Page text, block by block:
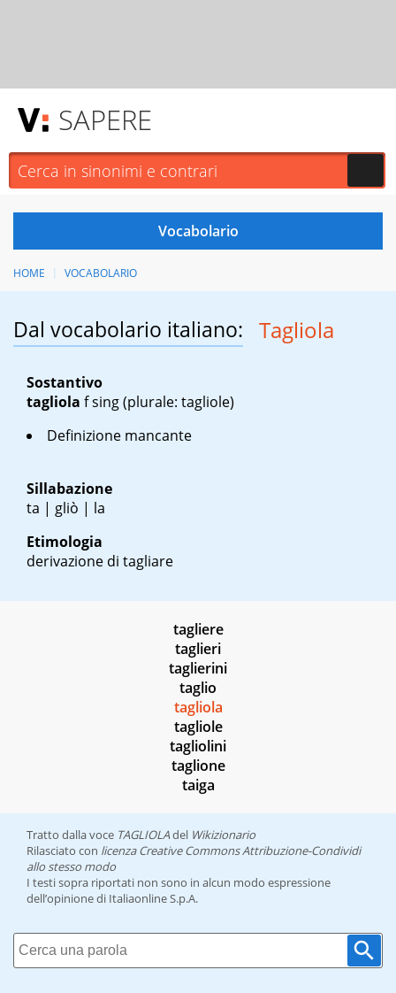
SAPERE
HOME VOCABOLARIO
Dal vocabolario italiano: Tagliola
Sostantivo
tagliola f sing(plurale: tagliole)
Definizione mancante
Sillabazione
ta | gliò | la
Etimologia
derivazione di tagliare
tagliere
taglieri
taglierini
taglio
tagliola
tagliole
tagliolini
taglione
taiga
Tratto dalla voce TAGLIOLAdel Wikizionario
Rilasciato con licenza Creative Commons Attribuzione-Condividi
allo stesso modo
I testi sopra riportati non sono in alcun modo espressione
dell’opinione di Italiaonline S.p.A.